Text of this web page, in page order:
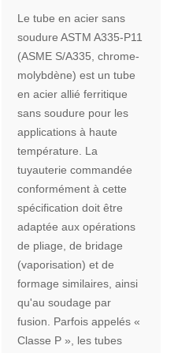
Le tube en acier sans
soudure ASTM A335-P11
(ASME S/A335, chrome-
molybdène) est un tube
en acier allié ferritique
sans soudure pour les
applications à haute
température. La
tuyauterie commandée
conformément à cette
spécification doit être
adaptée aux opérations
de pliage, de bridage
(vaporisation) et de
formage similaires, ainsi
qu'au soudage par
fusion. Parfois appelés «
Classe P », les tubes